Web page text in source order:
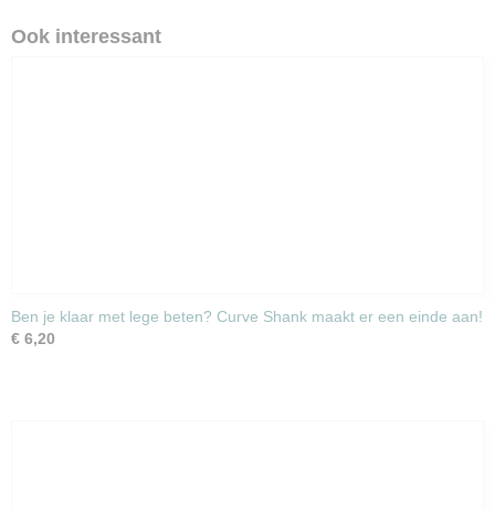
Ook interessant
Ben je klaar met lege beten? Curve Shank maakt er een einde aan!
€ 6,20